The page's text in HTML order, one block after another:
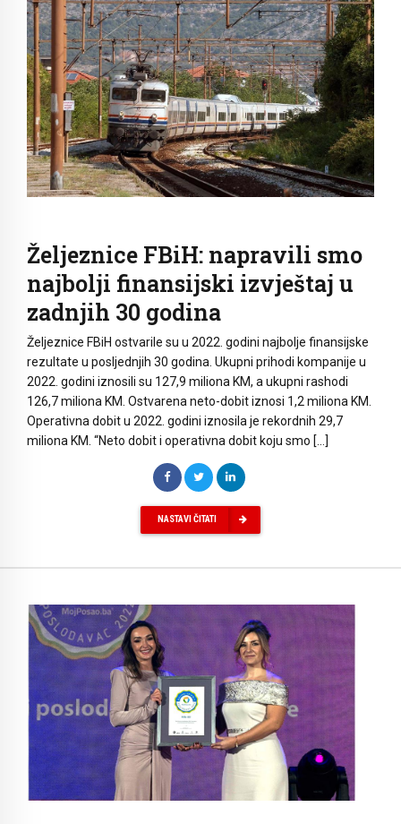
Željeznice FBiH: napravili smo
najbolji finansijski izvještaj u
zadnjih 30 godina
Željeznice FBiH ostvarile su u 2022. godini najbolje finansijske
rezultate u posljednjih 30 godina. Ukupni prihodi kompanije u
2022. godini iznosili su 127,9 miliona KM, a ukupni rashodi
126,7 miliona KM. Ostvarena neto-dobit iznosi 1,2 miliona KM.
Operativna dobit u 2022. godini iznosila je rekordnih 29,7
miliona KM. “Neto dobit i operativna dobit koju smo […]
NASTAVI ČITATI